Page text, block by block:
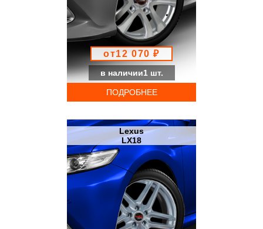
от12 070 ₽
в наличии1 шт.
ПОДРОБНЕЕ
Lexus
LX18